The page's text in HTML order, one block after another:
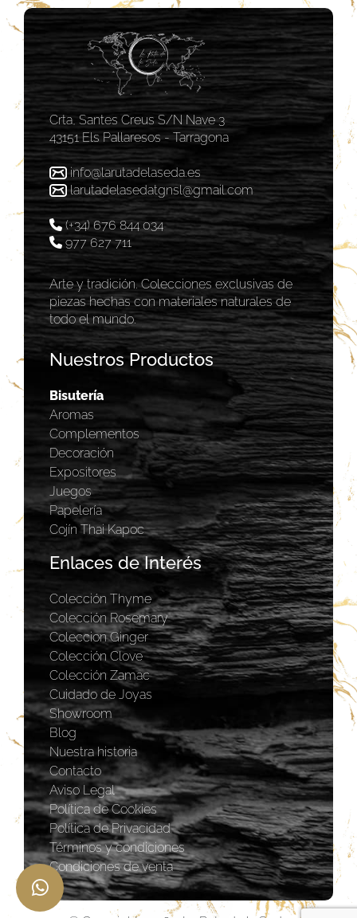
Crta, Santes Creus S/N Nave 3
43151 Els Pallaresos - Tarragona
info@larutadelaseda.es
larutadelasedatgnsl@gmail.com
(+34) 676 844 034
977 627 711
Arte y tradición. Colecciones exclusivas de
piezas hechas con materiales naturales de
todo el mundo.
Nuestros Productos
Bisutería
Aromas
Complementos
Decoración
Expositores
Juegos
Papelería
Cojín Thai Kapoc
Enlaces de Interés
Colección Thyme
Colección Rosemary
Coleccion Ginger
Colección Clove
Colección Zamac
Cuidado de Joyas
Showroom
Blog
Nuestra historia
Contacto
Aviso Legal
Política de Cookies
Política de Privacidad
Términos y condiciones
Condiciones de venta